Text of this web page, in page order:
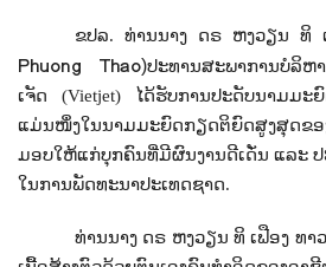
ຂປລ. ທ່ານນາງ ດຣ ຫງວຽນ ທິ
Phuong Thao)ປະທານສະພາການບໍລິ
ເຈັດ (Vietjet) ໄດ້ຮັບການປະດັບນາມມະ
ແມ່ນໜຶ່ງໃນນາມມະຍົດກຽດຕິຍົດສູງສຸ
ມອບໃຫ້ແກ່ບຸກຄົນທີ່ມີຜົນງານດີເດັ່ນ ແລະ ປ
ໃນການພັດທະນາປະເທດຊາດ.
ທ່ານນາງ ດຣ ຫງວຽນ ທິ ເຟືອງ ທ